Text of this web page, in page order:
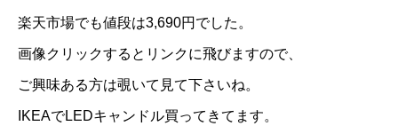
楽天市場でも値段は3,690円でした。
画像クリックするとリンクに飛びますので、
ご興味ある方は覗いて見て下さいね。
IKEAでLEDキャンドル買ってきてます。